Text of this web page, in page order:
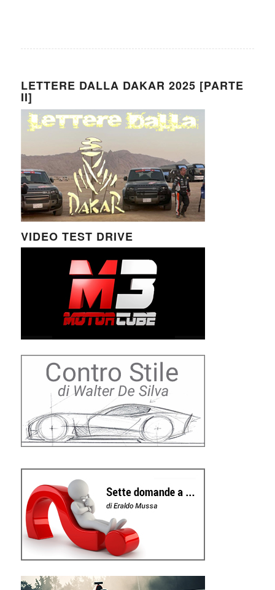
LETTERE DALLA DAKAR 2025 [PARTE
II]
VIDEO TEST DRIVE